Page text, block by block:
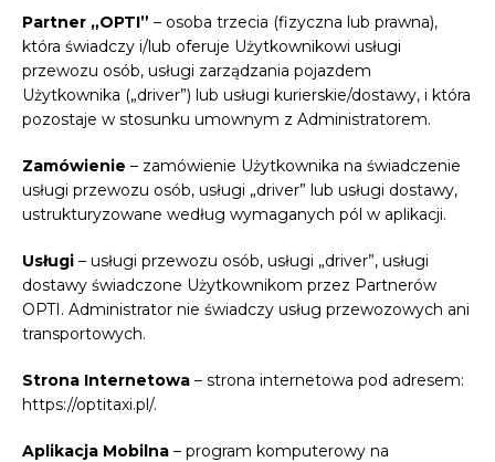
Partner „OPTI” – osoba trzecia (fizyczna lub prawna),
która świadczy i/lub oferuje Użytkownikowi usługi
przewozu osób, usługi zarządzania pojazdem
Użytkownika („driver”) lub usługi kurierskie/dostawy, i która
pozostaje w stosunku umownym z Administratorem.
Zamówienie – zamówienie Użytkownika na świadczenie
usługi przewozu osób, usługi „driver” lub usługi dostawy,
ustrukturyzowane według wymaganych pól w aplikacji.
Usługi – usługi przewozu osób, usługi „driver”, usługi
dostawy świadczone Użytkownikom przez Partnerów
OPTI. Administrator nie świadczy usług przewozowych ani
transportowych.
Strona Internetowa – strona internetowa pod adresem:
https://optitaxi.pl/.
Aplikacja Mobilna – program komputerowy na